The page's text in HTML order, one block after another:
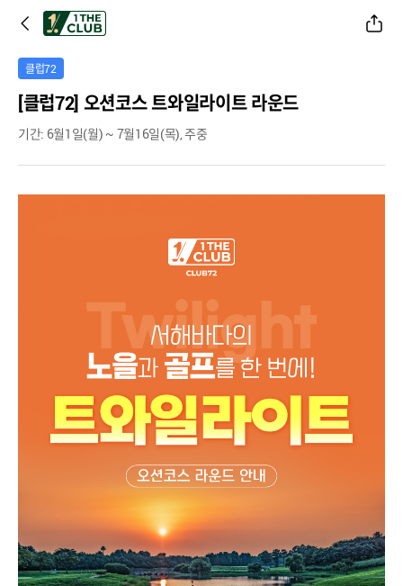
클럽72
[클럽72] 오션코스 트와일라이트 라운드
기간: 6월1일(월) ~ 7월16일(목), 주중